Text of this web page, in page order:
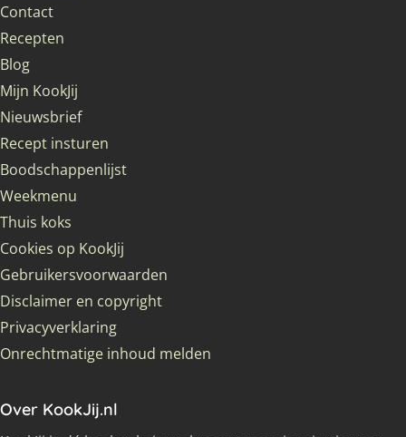
Contact
Recepten
Blog
Mijn KookJij
Nieuwsbrief
Recept insturen
Boodschappenlijst
Weekmenu
Thuis koks
Cookies op KookJij
Gebruikersvoorwaarden
Disclaimer en copyright
Privacyverklaring
Onrechtmatige inhoud melden
Over KookJij.nl